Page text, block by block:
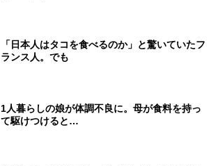
「日本人はタコを食べるのか」と驚いていたフ
ランス人。でも
1人暮らしの娘が体調不良に。母が食料を持っ
て駆けつけると…